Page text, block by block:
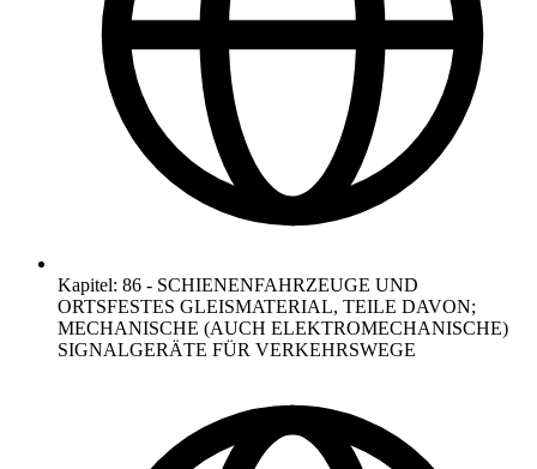
Kapitel: 86 - SCHIENENFAHRZEUGE UND
ORTSFESTES GLEISMATERIAL, TEILE DAVON;
MECHANISCHE (AUCH ELEKTROMECHANISCHE)
SIGNALGERÄTE FÜR VERKEHRSWEGE